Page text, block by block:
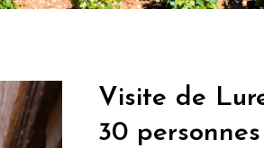
Visite de
30 personnes